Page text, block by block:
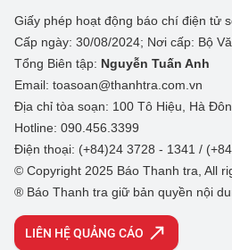
Giấy phép hoạt động báo chí điện tử
Cấp ngày: 30/08/2024; Nơi cấp: Bộ
Tổng Biên tập: Nguyễn Tuấn Anh
Email: toasoan@thanhtra.com.vn
Địa chỉ tòa soạn: 100 Tô Hiệu, Hà
Hotline: 090.456.3399
Điện thoại: (+84)24 3728 - 1341 /
© Copyright 2025 Báo Thanh tra, All
® Báo Thanh tra giữ bản quyền nội
LIÊN HỆ QUẢNG CÁO